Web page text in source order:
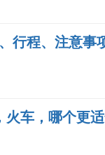
行程、注意事
车，哪个更